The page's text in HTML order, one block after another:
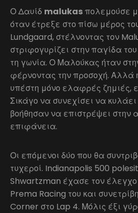
Ο Δαυίδ malukasπολεμούσε
όταν έτρεξε στο πίσω μέρος
Lundgaard, στέλνοντας τον
στριφογυρίζει στην παγίδα
τη γωνία. Ο Μαλούκας ήταν
φέρνοντας την προσοχή. Αλλά
υπέστη μόνο ελαφρές ζημιές,
Σικάγο να συνεχίσει να
βοήθησαν να επιστρέψει στην
επιφάνεια.
Οι επόμενοι δύο που θα
τυχεροί. Indianapolis 500
Shwartzman έχασε τον
Prema Racing του και
Corner στο Lap 4. Μόλις έξι